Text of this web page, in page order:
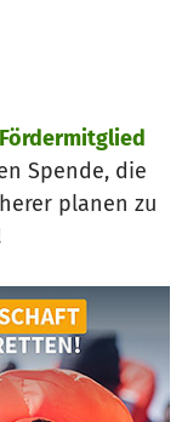
Spende, die
planen zu